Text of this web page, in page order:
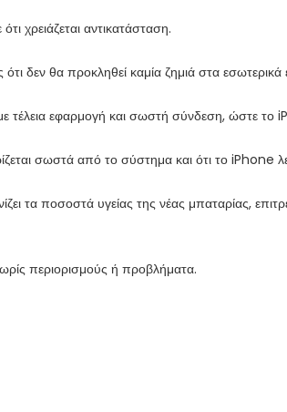
χρειάζεται αντικατάσταση.
δεν θα προκληθεί καμία ζημιά στα
εφαρμογή και σωστή σύνδεση, ώστε το
σωστά από το σύστημα και ότι το iPhone
τα ποσοστά υγείας της νέας μπαταρίας,
περιορισμούς ή προβλήματα.